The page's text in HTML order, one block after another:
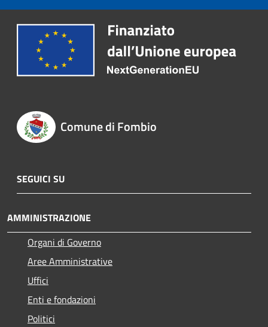
Comune di Fombio
SEGUICI SU
AMMINISTRAZIONE
Organi di Governo
Aree Amministrative
Uffici
Enti e fondazioni
Politici